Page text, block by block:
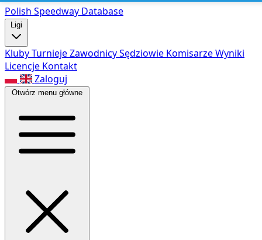
Polish Speedway Database
Ligi
KlubyTurniejeZawodnicySędziowie KomisarzeWyniki
Licencje Kontakt
Zaloguj
Otwórz menu główne